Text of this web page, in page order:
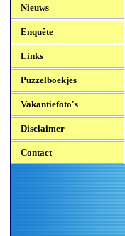
Nieuws
Enquête
Links
Puzzelboekjes
Vakantiefoto's
Disclaimer
Contact